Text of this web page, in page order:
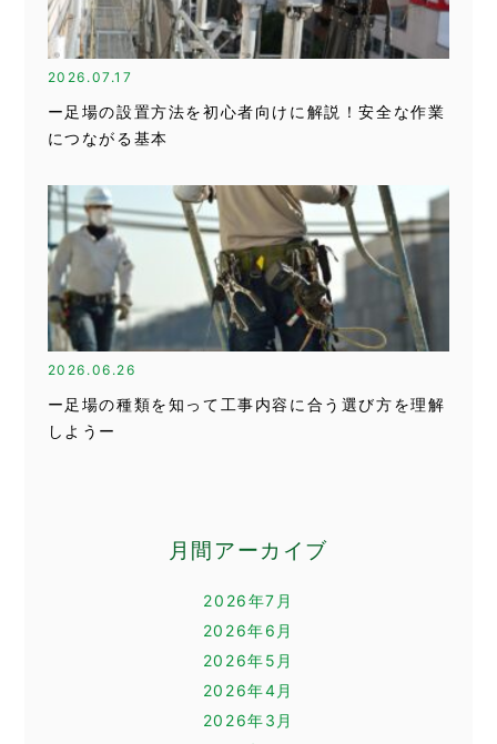
2026.07.17
ー足場の設置方法を初心者向けに解説！安全な作業
につながる基本
2026.06.26
ー足場の種類を知って工事内容に合う選び方を理解
しようー
月間アーカイブ
2026年7月
2026年6月
2026年5月
2026年4月
2026年3月